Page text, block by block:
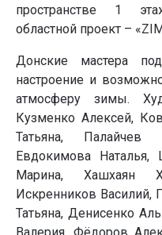
пространстве 1
областной проект –
Донские мастера
настроение и
атмосферу зимы.
Кузменко Алексей,
Татьяна,
Евдокимова Наталья,
Марина, Хашхаян
Искренников Василий,
Татьяна, Денисенко